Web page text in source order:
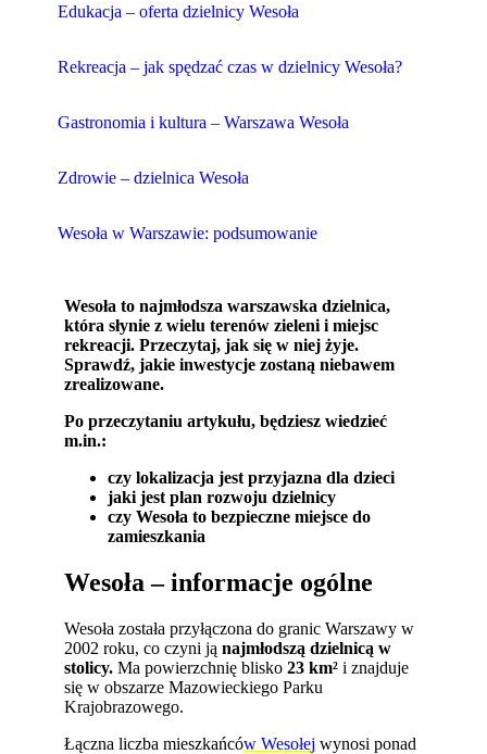
Edukacja – oferta dzielnicy Wesoła
Rekreacja – jak spędzać czas w dzielnicy Wesoła?
Gastronomia i kultura – Warszawa Wesoła
Zdrowie – dzielnica Wesoła
Wesoła w Warszawie: podsumowanie
Wesoła to najmłodsza warszawska dzielnica,
która słynie z wielu terenów zieleni i miejsc
rekreacji. Przeczytaj, jak się w niej żyje.
Sprawdź, jakie inwestycje zostaną niebawem
zrealizowane.
Po przeczytaniu artykułu, będziesz wiedzieć
m.in.:
czy lokalizacja jest przyjazna dla dzieci
jaki jest plan rozwoju dzielnicy
czy Wesoła to bezpieczne miejsce do
zamieszkania
Wesoła – informacje ogólne
Wesoła została przyłączona do granic Warszawy w
2002 roku, co czyni jąnajmłodszą dzielnicą w
stolicy. Ma powierzchnię blisko23 km² i znajduje
się w obszarze Mazowieckiego Parku
Krajobrazowego.
Łączna liczba mieszkańców Wesołej wynosi ponad